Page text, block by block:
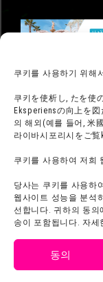
쿠키를 사용하기 위해
쿠키を使析し, たを使
Eksperiensの向上を
의 해외(예를 들어, 米
라이바시포리시をご覧
쿠키를 사용하여 저희
당사는 쿠키를 사용하
웹사이트 성능을 분석
선합니다. 귀하의 동의
송이 포함됩니다. 자
동의
©우스이
©岸本斉
©
©諫山創・講談
©2026